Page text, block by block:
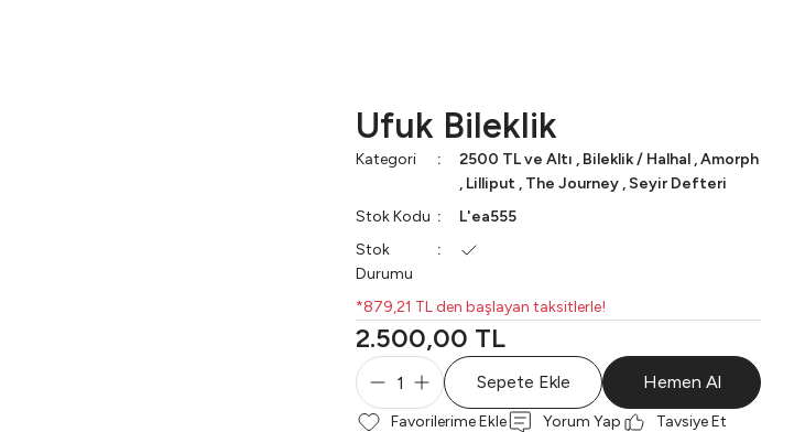
Ufuk Bileklik
Kategori 2500 TL ve Altı , Bileklik / Halhal ,Amorph
, Lilliput , The Journey , Seyir Defteri
Stok Kodu
L'ea555
Stok
Durumu
*879,21 TL den başlayan taksitlerle!
2.500,00 TL
Sepete Ekle Hemen Al
Yorum Yap
Tavsiye Et